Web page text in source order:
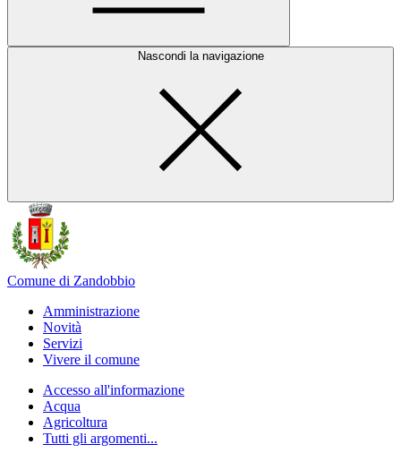
Nascondi la navigazione
Comune di Zandobbio
Amministrazione
Novità
Servizi
Vivere il comune
Accesso all'informazione
Acqua
Agricoltura
Tutti gli argomenti...